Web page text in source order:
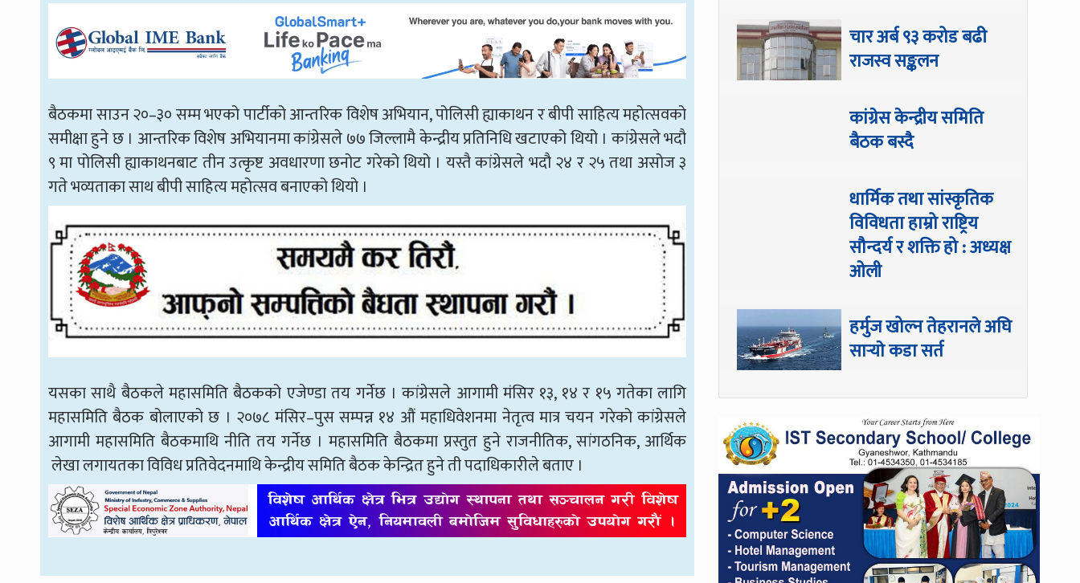
बैठकमा साउन २०–३० सम्म भएको पार्टीको आन्तरिक विशेष अभियान, पोलिसी ह्याकाथन र बीपी साहित्य महोत्सवको
समीक्षा हुने छ । आन्तरिक विशेष अभियानमा कांग्रेसले ७७ जिल्लामै केन्द्रीय प्रतिनिधि खटाएको थियो । कांग्रेसले भदौ
९ मा पोलिसी ह्याकाथनबाट तीन उत्कृष्ट अवधारणा छनोट गरेको थियो । यस्तै कांग्रेसले भदौ २४ र २५ तथा असोज ३
गते भव्यताका साथ बीपी साहित्य महोत्सव बनाएको थियो ।
यसका साथै बैठकले महासमिति बैठकको एजेण्डा तय गर्नेछ । कांग्रेसले आगामी मंसिर १३, १४ र १५ गतेका लागि
महासमिति बैठक बोलाएको छ । २०७८ मंसिर–पुस सम्पन्न १४ औं महाधिवेशनमा नेतृत्व मात्र चयन गरेको कांग्रेसले
आगामी महासमिति बैठकमाथि नीति तय गर्नेछ । महासमिति बैठकमा प्रस्तुत हुने राजनीतिक, सांगठनिक, आर्थिक
लेखा लगायतका विविध प्रतिवेदनमाथि केन्द्रीय समिति बैठक केन्द्रित हुने ती पदाधिकारीले बताए ।
चार अर्ब ९३ करोड बढी
राजस्व सङ्कलन
कांग्रेस केन्द्रीय समिति
बैठक बस्दै
धार्मिक तथा सांस्कृतिक
विविधता हाम्रो राष्ट्रिय
सौन्दर्य र शक्ति हो : अध्यक्ष
ओली
हर्मुज खोल्न तेहरानले अघि
सार्‍याे कडा सर्त